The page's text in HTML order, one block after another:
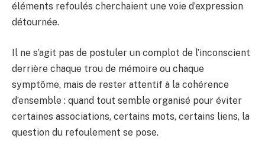
éléments refoulés cherchaient une voie d’expression
détournée.
Il ne s’agit pas de postuler un complot de l’inconscient
derrière chaque trou de mémoire ou chaque
symptôme, mais de rester attentif à la cohérence
d’ensemble : quand tout semble organisé pour éviter
certaines associations, certains mots, certains liens, la
question du refoulement se pose.